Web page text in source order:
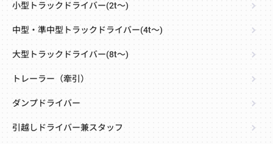
小型トラックドライバー(2t～)
中型・準中型トラックドライバー(4t～)
大型トラックドライバー(8t～)
トレーラー（牽引）
ダンプドライバー
引越しドライバー兼スタッフ